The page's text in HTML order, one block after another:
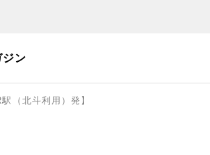
ン
駅（北斗利用）発】